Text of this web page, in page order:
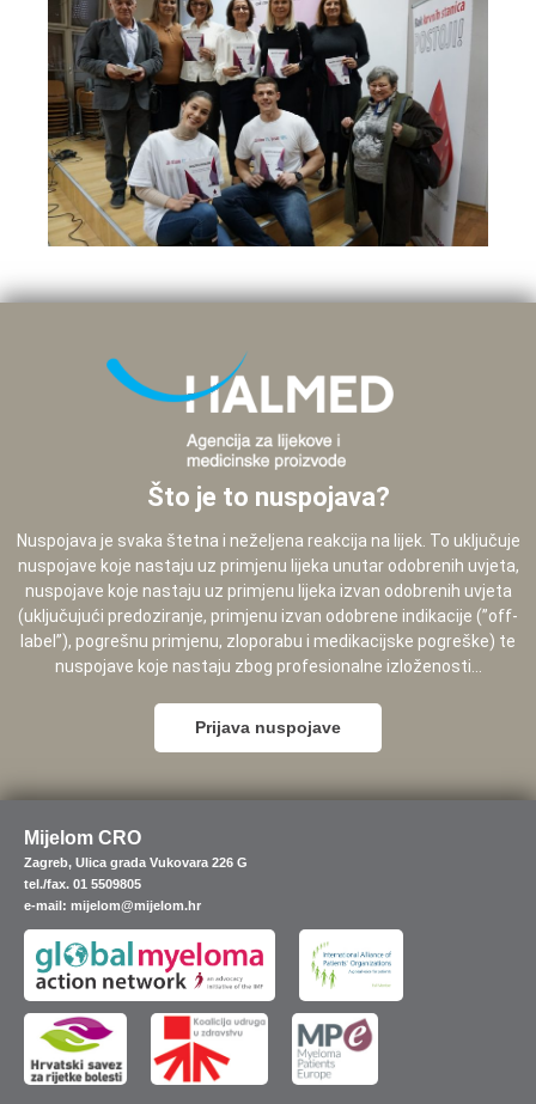
Što je to nuspojava?
Nuspojava je svaka štetna i neželjena reakcija na lijek. To uključuje
nuspojave koje nastaju uz primjenu lijeka unutar odobrenih uvjeta,
nuspojave koje nastaju uz primjenu lijeka izvan odobrenih uvjeta
(uključujući predoziranje, primjenu izvan odobrene indikacije (”off-
label”), pogrešnu primjenu, zloporabu i medikacijske pogreške) te
nuspojave koje nastaju zbog profesionalne izloženosti...
Prijava nuspojave
Mijelom CRO
Zagreb, Ulica grada Vukovara 226 G
tel./fax. 01 5509805
e-mail: mijelom@mijelom.hr